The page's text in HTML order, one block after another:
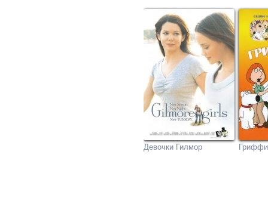
Девочки Гилмор